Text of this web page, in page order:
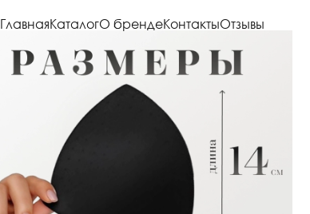
ГлавнаяКаталогО брендеКонтактыОтзывы